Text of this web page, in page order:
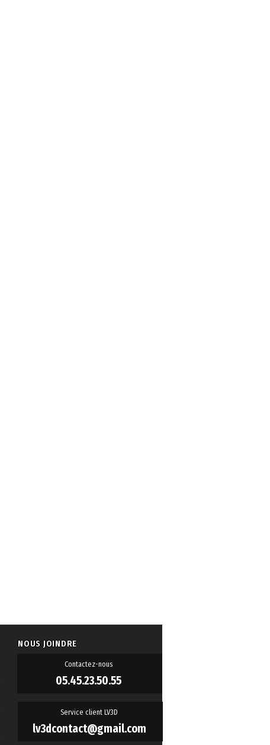
NOUS JOINDRE
Contactez-nous
05.45.23.50.55
Service client LV3D
lv3dcontact@gmail.com